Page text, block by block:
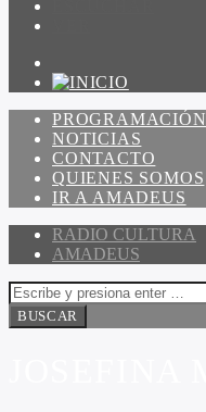
PROGRAMACIÓN
NOTICIAS
CONTACTO
QUIENES SOMOS
IR A AMADEUS
RADIO CULTURA
AMADEUS